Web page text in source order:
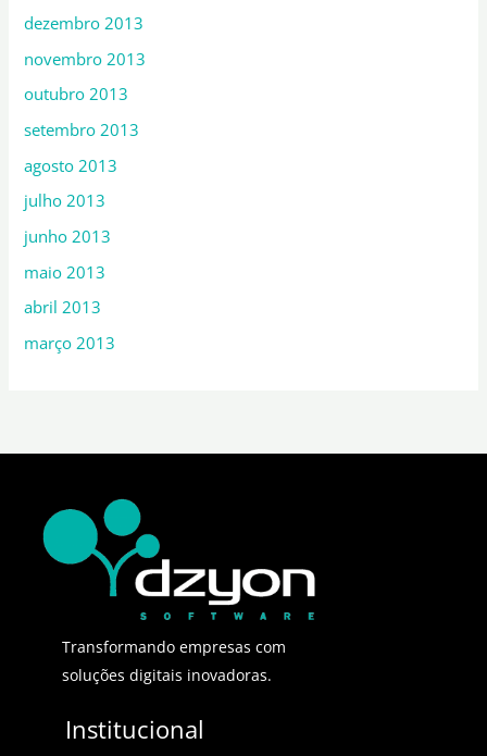
dezembro 2013
novembro 2013
outubro 2013
setembro 2013
agosto 2013
julho 2013
junho 2013
maio 2013
abril 2013
março 2013
Transformando empresas com
soluções digitais inovadoras.
Institucional